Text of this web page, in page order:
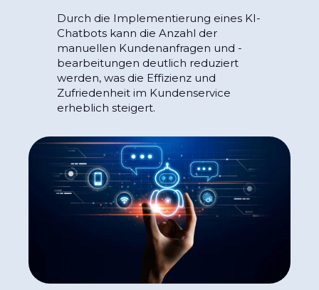
Durch die Implementierung eines KI-
Chatbots kann die Anzahl der
manuellen Kundenanfragen und -
bearbeitungen deutlich reduziert
werden, was die Effizienz und
Zufriedenheit im Kundenservice
erheblich steigert.